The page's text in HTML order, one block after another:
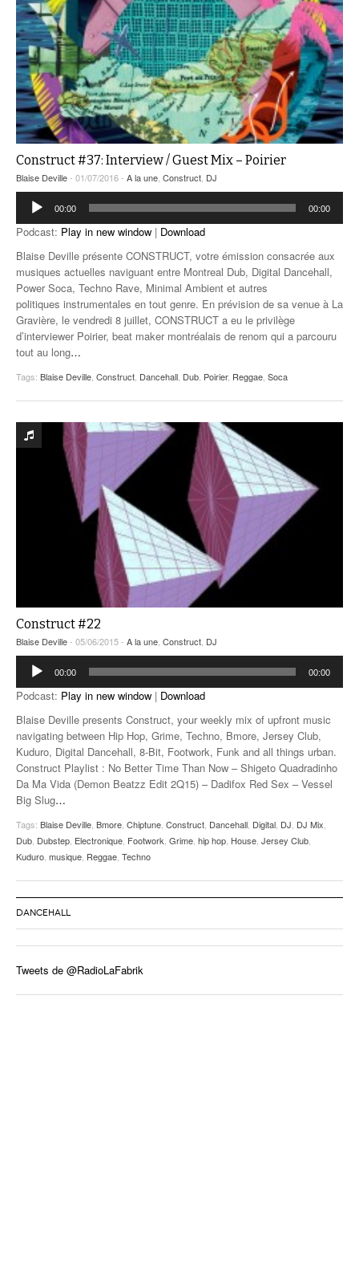
Construct #37: Interview / Guest Mix – Poirier
Blaise Deville- 01/07/2016 - A la une, Construct, DJ
Lecteur
audio
00:00 00:00
Podcast: Play in new window | Download
Blaise Deville présente CONSTRUCT, votre émission consacrée aux
musiques actuelles naviguant entre Montreal Dub, Digital Dancehall,
Power Soca, Techno Rave, Minimal Ambient et autres
politiques instrumentales en tout genre. En prévision de sa venue à La
Gravière, le vendredi 8 juillet, CONSTRUCT a eu le privilège
d’interviewer Poirier, beat maker montréalais de renom qui a parcouru
tout au long…
Tags: Blaise Deville, Construct, Dancehall, Dub, Poirier, Reggae, Soca
Construct #22
Blaise Deville- 05/06/2015 - A la une Construct DJ
Lecteur
audio
00:00 00:00
Podcast: Play in new window | Download
Blaise Deville presents Construct, your weekly mix of upfront music
navigating between Hip Hop, Grime, Techno, Bmore, Jersey Club,
Kuduro, Digital Dancehall, 8-Bit, Footwork, Funk and all things urban.
Construct Playlist : No Better Time Than Now – Shigeto Quadradinho
Da Ma Vida (Demon Beatzz Edit 2Q15) – Dadifox Red Sex – Vessel
Big Slug…
Tags: Blaise Deville Bmore Chiptune Construct Dancehall Digital DJ DJ Mix
Dub Dubstep Electronique Footwork Grime hip hop House Jersey Club
Kuduro musique Reggae Techno
DANCEHALL
Tweets de @RadioLaFabrik